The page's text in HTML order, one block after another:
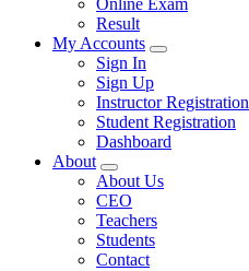
Online Exam
Result
My Accounts
Sign In
Sign Up
Instructor Registration
Student Registration
Dashboard
About
About Us
CEO
Teachers
Students
Contact